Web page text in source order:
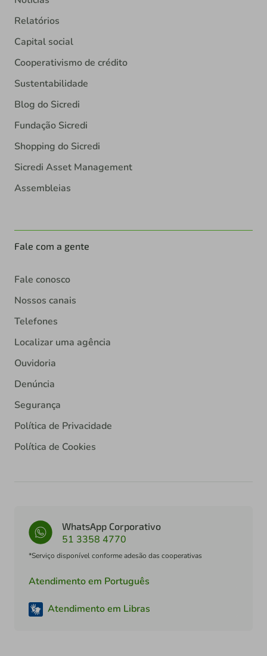
Relatórios
Capital social
Cooperativismo de crédito
Sustentabilidade
Blog do Sicredi
Fundação Sicredi
Shopping do Sicredi
Sicredi Asset Management
Assembleias
Fale com a gente
Fale conosco
Nossos canais
Telefones
Localizar uma agência
Ouvidoria
Denúncia
Segurança
Política de Privacidade
Política de Cookies
WhatsApp Corporativo
51 3358 4770
*Serviço disponível conforme adesão das cooperativas
Atendimento em Português
Atendimento em Libras